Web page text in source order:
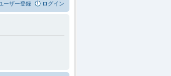
ーザー登録 ログイン